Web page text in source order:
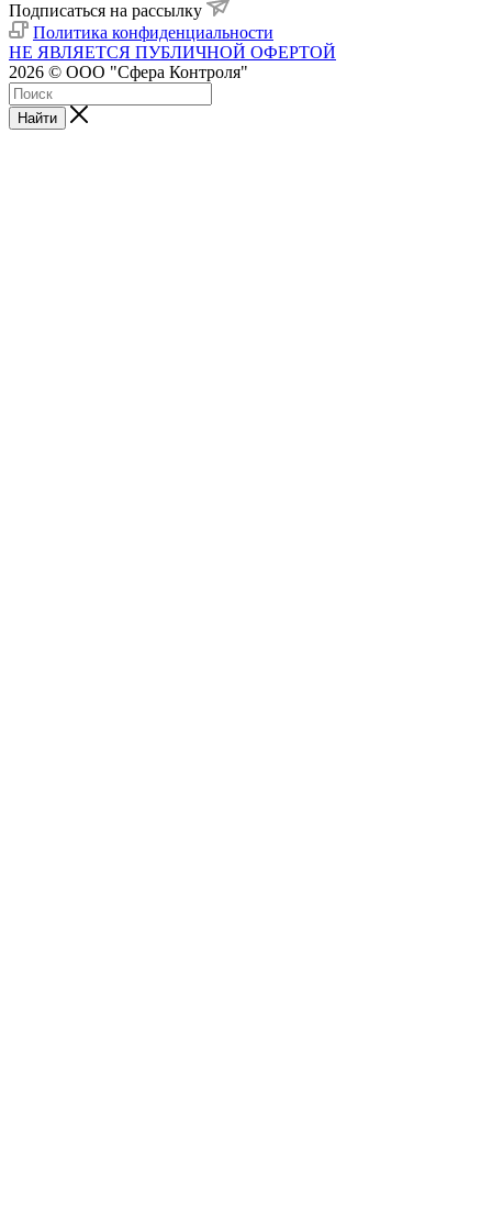
Подписаться на рассылку
Политика конфиденциальности
НЕ ЯВЛЯЕТСЯ ПУБЛИЧНОЙ ОФЕРТОЙ
2026 © ООО "Сфера Контроля"
Найти